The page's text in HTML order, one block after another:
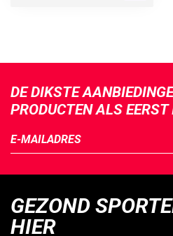
DE DIKSTE
PRODUCTEN ALS
GEZOND
HIER